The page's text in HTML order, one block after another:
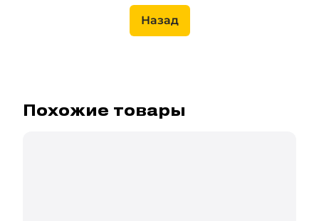
Назад
Похожие товары